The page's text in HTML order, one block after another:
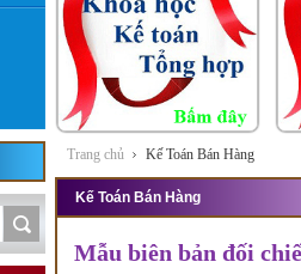
Trang chủ Kế Toán Bán Hàng
Kế Toán Bán Hàng
Mẫu biên bản đối